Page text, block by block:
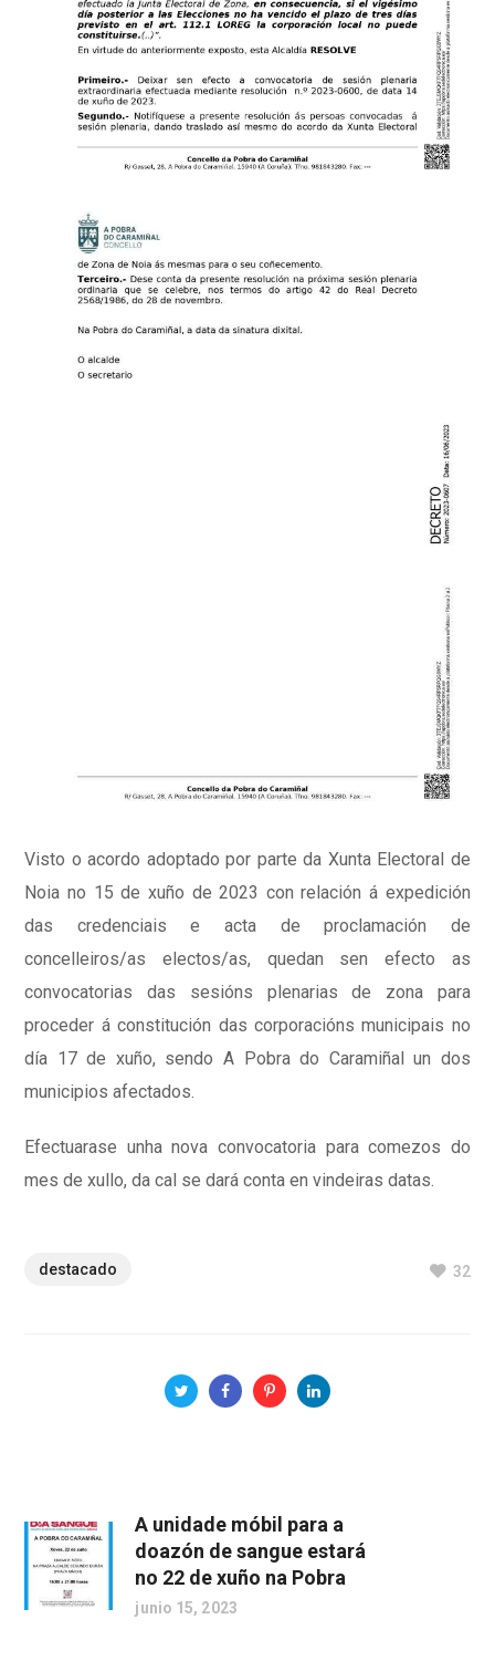
Visto o acordo adoptado por parte da Xunta Electoral de
Noia no 15 de xuño de 2023 con relación á expedición
das credenciais e acta de proclamación de
concelleiros/as electos/as, quedan sen efecto as
convocatorias das sesións plenarias de zona para
proceder á constitución das corporacións municipais no
día 17 de xuño, sendo A Pobra do Caramiñal un dos
municipios afectados.
Efectuarase unha nova convocatoria para comezos do
mes de xullo, da cal se dará conta en vindeiras datas.
destacado 32
A unidade móbil para a
doazón de sangue estará
no 22 de xuño na Pobra
junio 15, 2023